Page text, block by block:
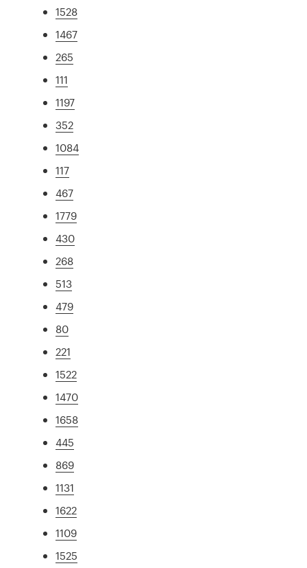
1528
1467
265
111
1197
352
1084
117
467
1779
430
268
513
479
80
221
1522
1470
1658
445
869
1131
1622
1109
1525